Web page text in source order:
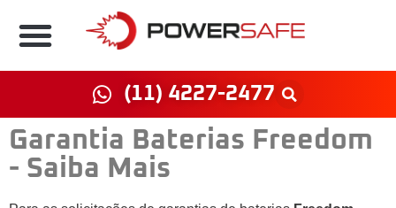
(11) 4227-2477
Garantia Baterias Freedom
- Saiba Mais